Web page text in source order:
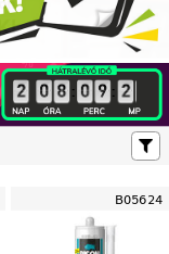
: :
B05624